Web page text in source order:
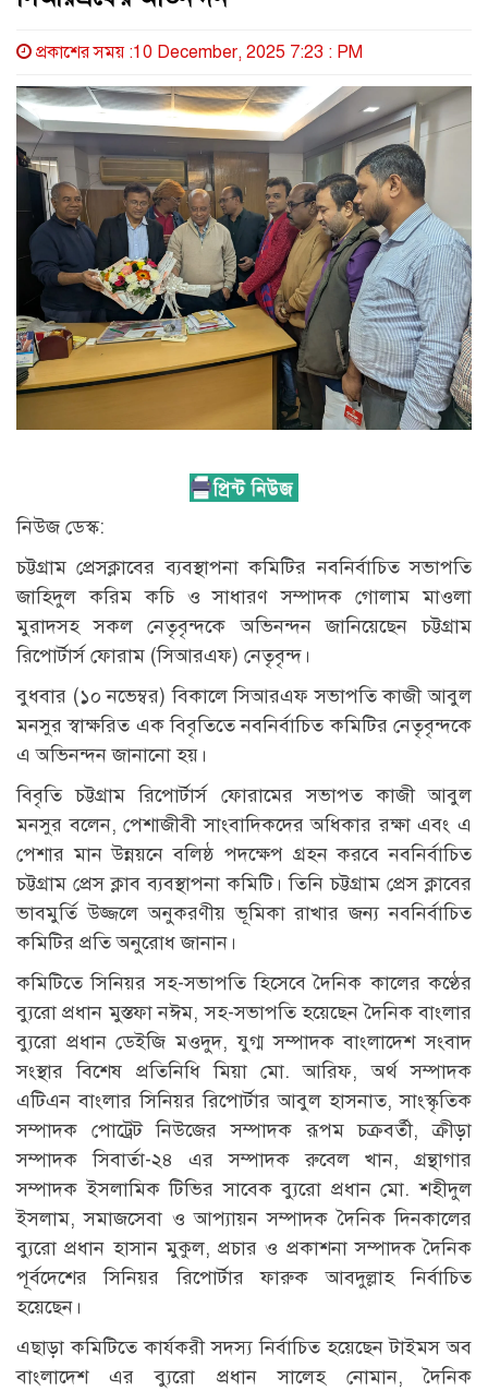
প্রকাশের সময় :10 December, 2025 7:23 : PM
নিউজ ডেস্ক:
চট্টগ্রাম প্রেসক্লাবের ব্যবস্থাপনা কমিটির নবনির্বাচিত সভাপতি
জাহিদুল করিম কচি ও সাধারণ সম্পাদক গোলাম মাওলা
মুরাদসহ সকল নেতৃবৃন্দকে অভিনন্দন জানিয়েছেন চট্টগ্রাম
রিপোর্টার্স ফোরাম (সিআরএফ) নেতৃবৃন্দ।
বুধবার (১০ নভেম্বর) বিকালে সিআরএফ সভাপতি কাজী আবুল
মনসুর স্বাক্ষরিত এক বিবৃতিতে নবনির্বাচিত কমিটির নেতৃবৃন্দকে
এ অভিনন্দন জানানো হয়।
বিবৃতি চট্টগ্রাম রিপোর্টার্স ফোরামের সভাপত কাজী আবুল
মনসুর বলেন, পেশাজীবী সাংবাদিকদের অধিকার রক্ষা এবং এ
পেশার মান উন্নয়নে বলিষ্ঠ পদক্ষেপ গ্রহন করবে নবনির্বাচিত
চট্টগ্রাম প্রেস ক্লাব ব্যবস্থাপনা কমিটি। তিনি চট্টগ্রাম প্রেস ক্লাবের
ভাবমুর্তি উজ্জলে অনুকরণীয় ভূমিকা রাখার জন্য নবনির্বাচিত
কমিটির প্রতি অনুরোধ জানান।
কমিটিতে সিনিয়র সহ-সভাপতি হিসেবে দৈনিক কালের কণ্ঠের
ব্যুরো প্রধান মুস্তফা নঈম, সহ-সভাপতি হয়েছেন দৈনিক বাংলার
ব্যুরো প্রধান ডেইজি মওদুদ, যুগ্ম সম্পাদক বাংলাদেশ সংবাদ
সংস্থার বিশেষ প্রতিনিধি মিয়া মো. আরিফ, অর্থ সম্পাদক
এটিএন বাংলার সিনিয়র রিপোর্টার আবুল হাসনাত, সাংস্কৃতিক
সম্পাদক পোট্রেট নিউজের সম্পাদক রূপম চক্রবর্তী, ক্রীড়া
সম্পাদক সিবার্তা-২৪ এর সম্পাদক রুবেল খান, গ্রন্থাগার
সম্পাদক ইসলামিক টিভির সাবেক ব্যুরো প্রধান মো. শহীদুল
ইসলাম, সমাজসেবা ও আপ্যায়ন সম্পাদক দৈনিক দিনকালের
ব্যুরো প্রধান হাসান মুকুল, প্রচার ও প্রকাশনা সম্পাদক দৈনিক
পূর্বদেশের সিনিয়র রিপোর্টার ফারুক আবদুল্লাহ নির্বাচিত
হয়েছেন।
এছাড়া কমিটিতে কার্যকরী সদস্য নির্বাচিত হয়েছেন টাইমস অব
বাংলাদেশ এর ব্যুরো প্রধান সালেহ নোমান, দৈনিক